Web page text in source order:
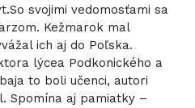
svojimi vedomosťami sa
Kežmarok mal
ich aj do Poľska.
lýcea Podkonického a
to boli učenci, autori
Spomína aj pamiatky –